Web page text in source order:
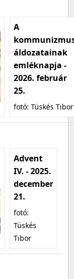
A
áldozatainak
emléknapja -
2026. február
25.
fotó: Tüskés Tibor
Advent
IV. - 2025.
december
21.
fotó:
Tüskés
Tibor